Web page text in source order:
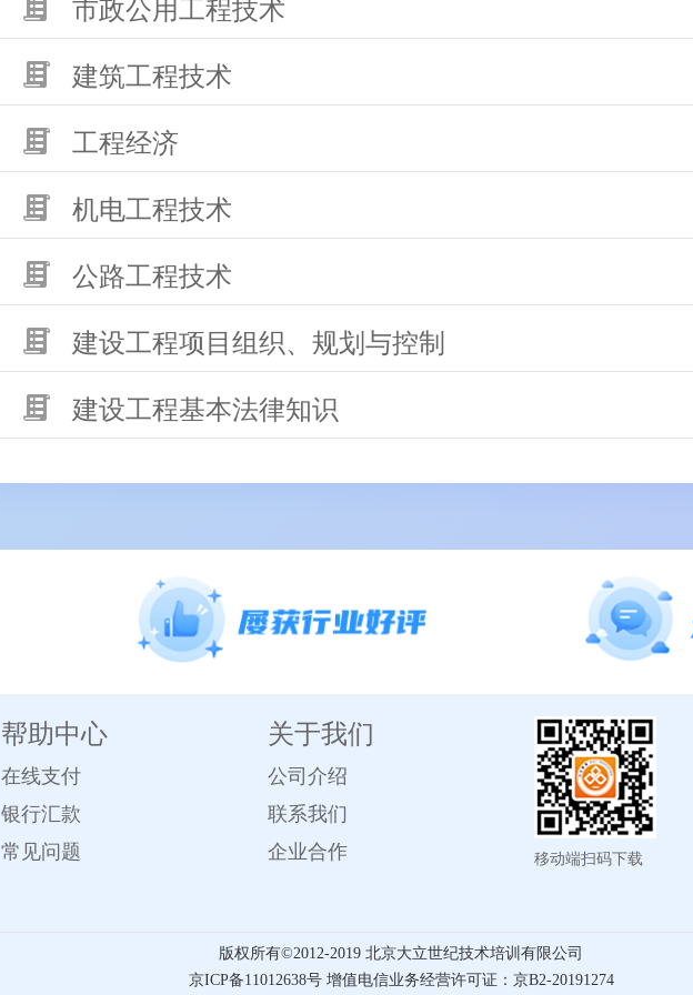
市政公用工程技术
建筑工程技术
工程经济
机电工程技术
公路工程技术
建设工程项目组织、规划与控制
建设工程基本法律知识
帮助中心
在线支付
银行汇款
常见问题
关于我们
公司介绍
联系我们
企业合作
移动端扫码下载
版权所有©️2012-2019 北京大立世纪技术培训有限公司
京ICP备11012638号 增值电信业务经营许可证：京B2-20191274